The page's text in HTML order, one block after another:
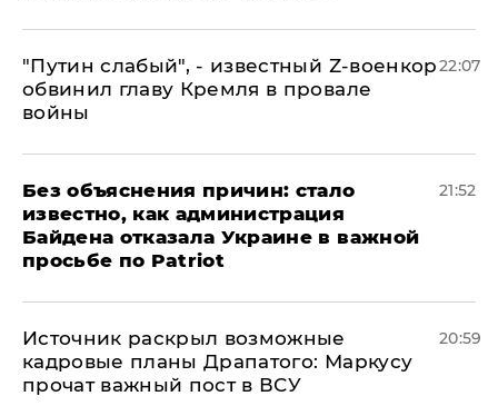
​"Путин слабый", - известный Z-военкор
обвинил главу Кремля в провале
войны
22:07
Без объяснения причин: стало
известно, как администрация
Байдена отказала Украине в важной
просьбе по Patriot
21:52
​Источник раскрыл возможные
кадровые планы Драпатого: Маркусу
прочат важный пост в ВСУ
20:59